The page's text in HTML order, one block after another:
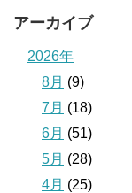
アーカイブ
2026年
8月 (9)
7月 (18)
6月 (51)
5月 (28)
4月 (25)